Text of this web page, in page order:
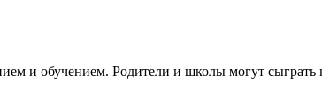
и обучением. Родители и школы могут